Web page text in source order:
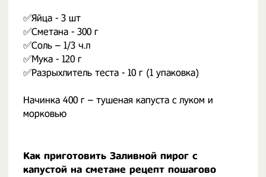
✅Яйца - 3 шт
✅Сметана - 300 г
✅Соль – 1/3 ч.л
✅Мука - 120 г
✅Разрыхлитель теста - 10 г (1 упаковка)
Начинка 400 г – тушеная капуста с луком и
морковью
Как приготовить Заливной пирог с
капустой на сметане рецепт пошагово